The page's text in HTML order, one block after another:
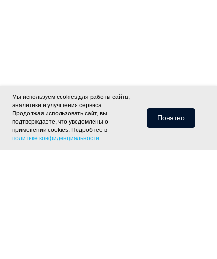
Мы используем cookies для работы сайта,
аналитики и улучшения сервиса.
Продолжая использовать сайт, вы
подтверждаете, что уведомлены о
применении cookies. Подробнее в
политике конфиденциальности
Понятно